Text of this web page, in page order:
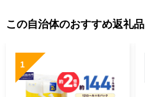
この自治体のおすすめ返礼品
1